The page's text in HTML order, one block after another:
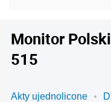
Monitor
515
Akty ujednolicone